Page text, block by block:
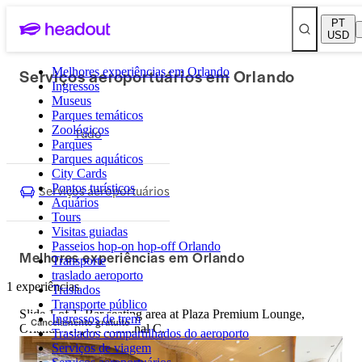
PT
USD
Melhores experiências em Orlando
Ingressos
Museus
Parques temáticos
Zoológicos
Parques
Parques aquáticos
City Cards
Pontos turísticos
Aquários
Tours
Visitas guiadas
Passeios hop-on hop-off Orlando
Transporte
traslado aeroporto
Traslados
Transporte público
Ingressos de trem
Traslados compartilhados do aeroporto
Serviços de viagem
Serviços aeroportuários em Orlando
Tudo
Serviços aeroportuários
Melhores experiências em Orlando
1 experiências
Cancelamento gratuito
Slide 1 of 1, Bar seating area at Plaza Premium Lounge,
Orlando Airport Terminal C.